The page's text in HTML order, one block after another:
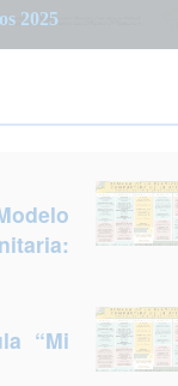
2025
“Mi